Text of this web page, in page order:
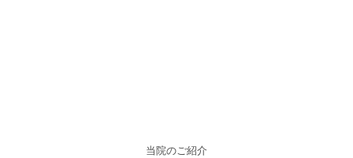
当院のご紹介